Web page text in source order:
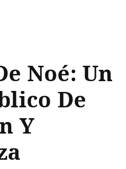
Noé: Un
De
Y